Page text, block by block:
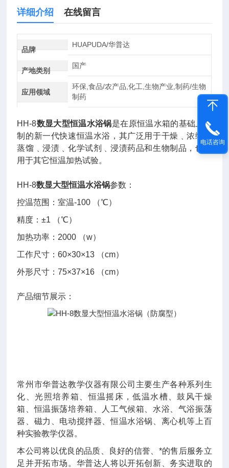
详细介绍 在线留言
品牌
HUAPUDA/华普达
产地类别
国产
应用领域
环保,食品/农产品,化工,生物产业,制药/生物
制药
HH-8数显大型恒温水浴锅是在原恒温水箱的基础上研
制的新一代快速恒温水浴，其广泛用于干燥﹑浓缩﹑
蒸馏﹑浸渍﹑化学试剂﹑浸渍药品和生物制品，也可
用于其它恒温加热试验。
HH-8数显大型恒温水浴锅参数：
控温范围：室温-100 （℃）
精度：±1 （℃）
加热功率：2000 （w）
工作尺寸：60×30×13 （cm）
外形尺寸：75×37×16 （cm）
产品细节展示：
常州市华普达教学仪器有限公司主要生产各种系列生
化、光照培养箱、恒温摇床，低温水槽、鼓风干燥
箱、恒温振荡培养箱、人工气候箱、水浴、气浴振荡
器、磁力、电动搅拌器、恒温水浴锅、离心机等上百
种实验教学仪器。
本公司将以优良的品质、良好的信誉、*的售后服务立
足并开拓市场。华普达人将以开拓创新、务实进取的
电话咨询